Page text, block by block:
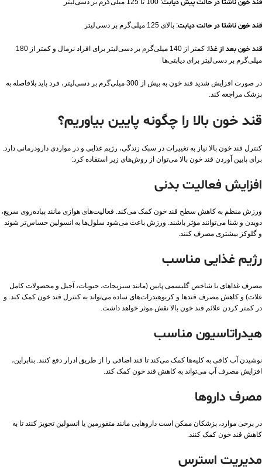
قند خون ناشتا در حالت پیش دیابت: 100 تا 125 میلی‌گرم بر دسی‌لیتر
قند خون ناشتا در حالت دیابت: بالای 125 میلی‌گرم بر دسی‌لیتر
قند خون بعد از غذا
: کمتر از 140 میلی‌گرم بر دسی‌لیتر برای افراد نرمال و کمتر از 180
میلی‌گرم بر دسی‌لیتر برای دیابتی‌ها
در صورت افزایش شدید قند خون به بیش از 300 میلی‌گرم بر دسی‌لیتر، فرد باید بلافاصله به
پزشک مراجعه کند.
قند خون بالا را چگونه پایین بیاوریم؟
کنترل قند خون بالا نیاز به تغییرات در سبک زندگی، رژیم غذایی و در مواردی دارودرمانی دارد.
برای پایین آوردن قند خون بالا می‌توان از روش‌های زیر استفاده کرد:
افزایش فعالیت بدنی
ورزش منظم به کاهش سطح قند خون کمک می‌کند. فعالیت‌های هوازی مانند پیاده‌روی سریع،
دویدن و شنا می‌توانند مؤثر باشند. ورزش باعث می‌شود سلول‌ها به انسولین حساس‌تر شوند
و گلوکز بیشتری مصرف کنند.
رژیم غذایی مناسب
مصرف غذاهای با شاخص گلیسمی پایین (مانند سبزیجات، حبوبات، آجیل و محصولات کامل
غلات) و کاهش مصرف قندها و کربوهیدرات‌های ساده می‌تواند به کنترل قند خون کمک کند. و
در کمتر کردن علائم قند خون بالا نقش موثر خواهد داشت.
هیدراتاسیون مناسب
نوشیدن آب کافی به کلیه‌ها کمک می‌کند تا قند اضافی را از طریق ادرار دفع کنند. بنابراین،
افزایش مصرف آب می‌تواند به کاهش قند خون کمک کند.
مصرف داروها
در برخی موارد، پزشکان ممکن است داروهایی مانند متفورمین یا انسولین تجویز کنند تا به
کاهش قند خون کمک کنند.
مدیریت استرس